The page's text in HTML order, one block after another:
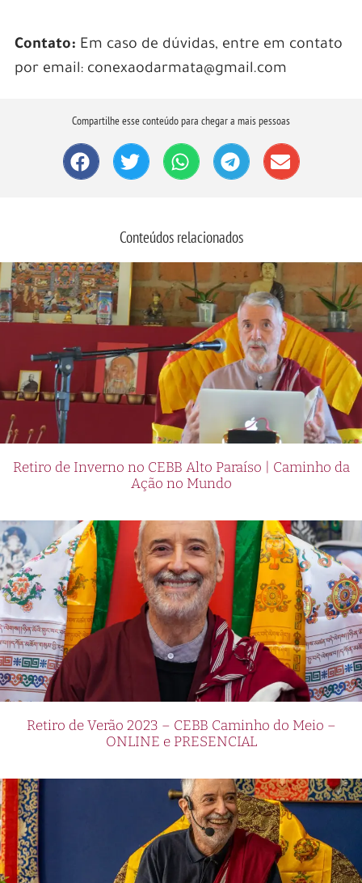
Contato: Em caso de dúvidas, entre em contato
por email: conexaodarmata@gmail.com
Compartilhe esse conteúdo para chegar a mais pessoas
Conteúdos relacionados
Retiro de Inverno no CEBB Alto Paraíso | Caminho da
Ação no Mundo
Retiro de Verão 2023 – CEBB Caminho do Meio –
ONLINE e PRESENCIAL